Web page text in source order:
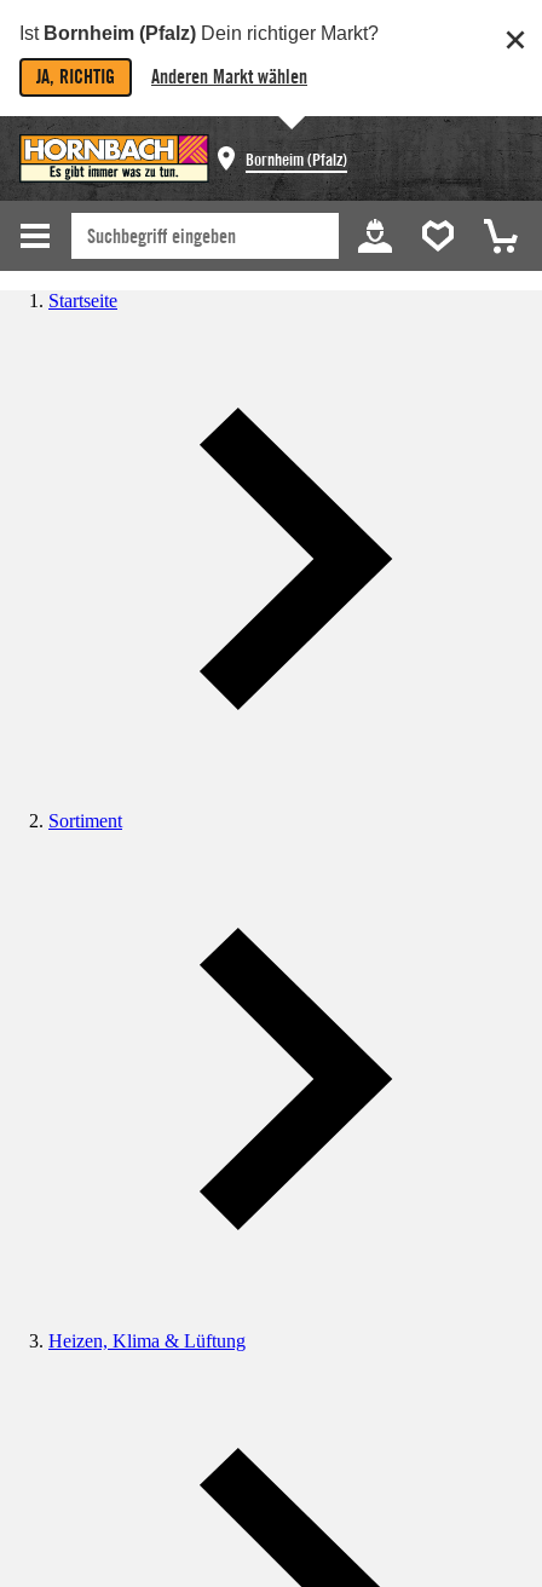
Ist Bornheim (Pfalz) Dein richtiger Markt?
JA, RICHTIG Anderen Markt wählen
Bornheim (Pfalz)
Startseite
Sortiment
Heizen, Klima & Lüftung